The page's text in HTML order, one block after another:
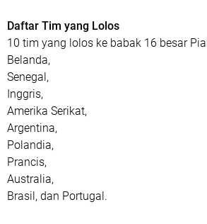
Daftar Tim yang Lolos
10 tim yang lolos ke babak 16 besar
Belanda,
Senegal,
Inggris,
Amerika Serikat,
Argentina,
Polandia,
Prancis,
Australia,
Brasil, dan Portugal.